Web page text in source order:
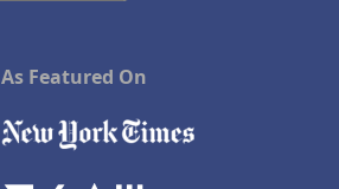
As Featured On